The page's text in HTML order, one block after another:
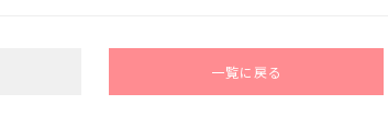
一覧に戻る